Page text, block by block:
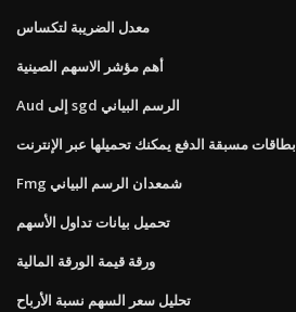
معدل الضريبة لتكساس
أهم مؤشر الاسهم الصينية
Aud إلى sgd الرسم البياني
بطاقات مسبقة الدفع يمكنك تحميلها عبر الإنترنت
Fmg شمعدان الرسم البياني
تحميل بيانات تداول الأسهم
ورقة قيمة الورقة المالية
تحليل سعر السهم نسبة الأرباح